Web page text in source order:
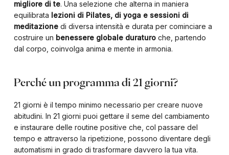
migliore di te. Una selezione che alterna in maniera
equilibrata lezioni di Pilates, di yoga e sessioni di
meditazionedi diversa intensità e durata per cominciare a
costruire un benessere globale duraturoche, partendo
dal corpo, coinvolga anima e mente in armonia.
Perché un programma di 21 giorni?
21 giorni è il tempo minimo necessario per creare nuove
abitudini. In 21 giorni puoi gettare il seme del cambiamento
e instaurare delle routine positive che, col passare del
tempo e attraverso la ripetizione, possono diventare degli
automatismi in grado di trasformare davvero la tua vita.